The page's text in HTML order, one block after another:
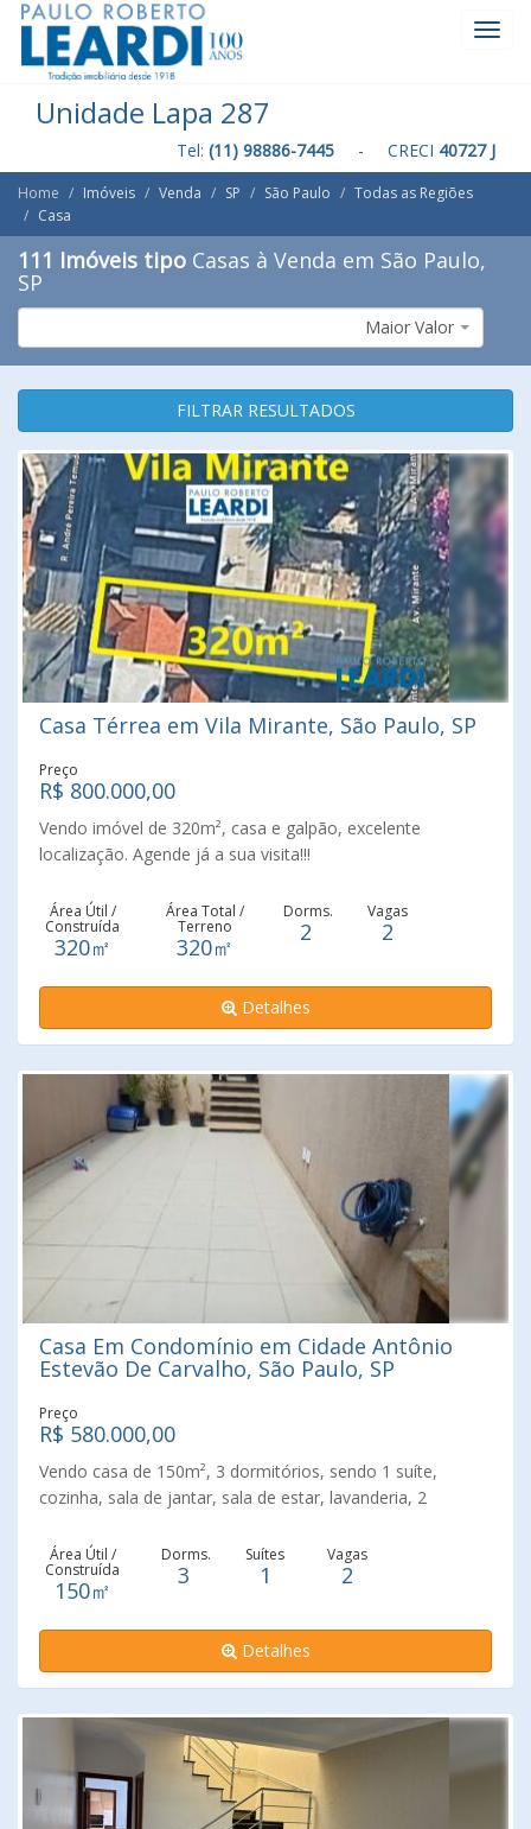
Unidade Lapa 287
Tel: (11) 98886-7445 - CRECI 40727 J
Home Imóveis Venda SP São Paulo
Todas as Regiões
Casa
111 Imóveis tipo Casas à Venda em São Paulo,
SP
Maior Valor
FILTRAR RESULTADOS
Casa Térrea em Vila Mirante, São Paulo, SP
Preço
R$ 800.000,00
Vendo imóvel de 320m², casa e galpão, excelente
localização. Agende já a sua visita!!!
Área Útil /
Construída
320㎡
Área Total /
Terreno
320㎡
Dorms.
2
Vagas
2
Detalhes
Casa Em Condomínio em Cidade Antônio
Estevão De Carvalho, São Paulo, SP
Preço
R$ 580.000,00
Vendo casa de 150m², 3 dormitórios, sendo 1 suíte,
cozinha, sala de jantar, sala de estar, lavanderia, 2
Alvim e a Av.Aguia de Haia. Fácil acesso a Arena
Corinthians, mercados, padarias, escolas, transporte
público, tudo bem próximos. Agende já a sua visita!!!
Área Útil /
Construída
150㎡
Dorms.
3
Suítes
1
Vagas
2
Detalhes